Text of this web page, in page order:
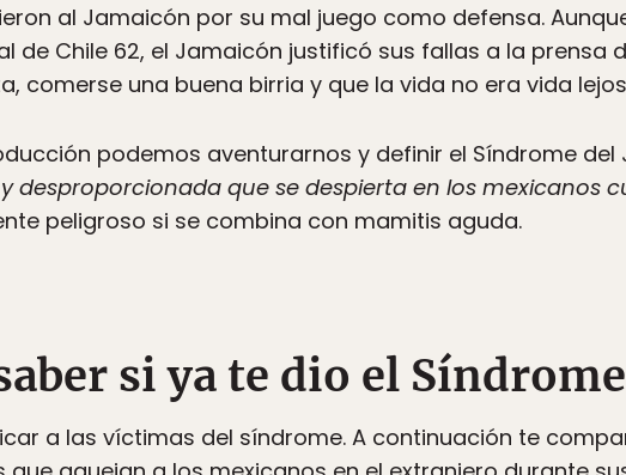
al Jamaicón por su mal juego como defensa.
de Chile 62, el Jamaicón justificó sus fallas a la prensa
comerse una buena birria y que la vida no era vida lejos
podemos aventurarnos y definir el Síndrome
desproporcionada que se despierta en los mexicanos
peligroso si se combina con mamitis aguda.
si ya te dio el
a las víctimas del síndrome. A continuación te